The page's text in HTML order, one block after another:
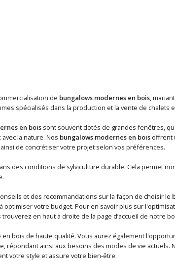
de bungalows modernes en bois,
spécialisés dans la production et la vente de chalets
en boissont souvent dotés de grandes fenêtres,
la nature. Nos bungalows modernes en boisoffrent
de concrétiser votre projet selon vos préférences.
des conditions de sylviculture durable. Cela permet
et des recommandations sur la façon de choisir le
votre budget. Pour en savoir plus sur
en haut à droite de la page d’accueil de notre
bois de haute qualité. Vous aurez également
répondant ainsi aux besoins des modes de vie actuels.
votre style et assure votre bien-être.